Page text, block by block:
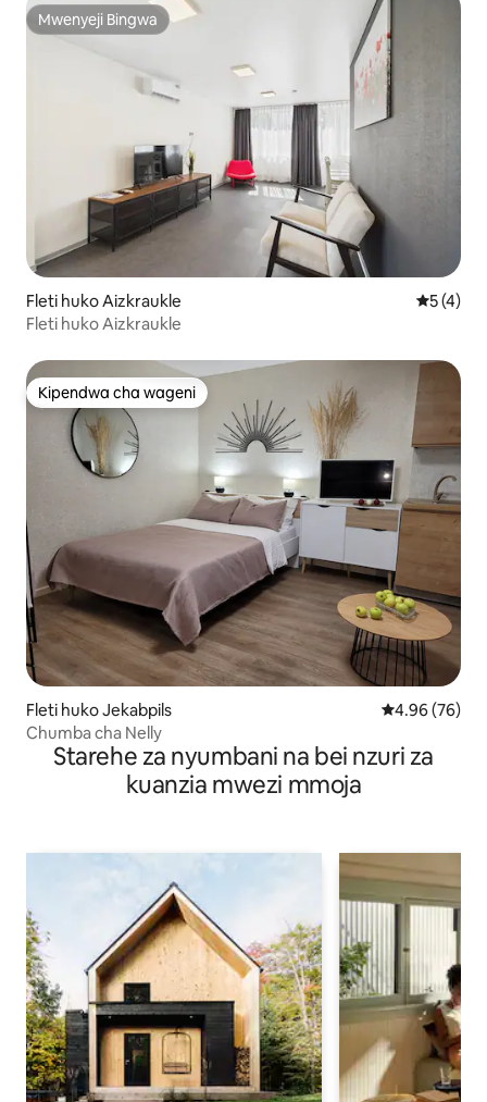
Mwenyeji Bingwa
Mwenyeji Bingwa
Fleti huko Aizkraukle
5 (4)
Fleti huko Aizkraukle
Kipendwa cha wageni
Kipendwa cha wageni
Fleti huko Jekabpils Ukadiriaji wa
4.96 (76)
Chumba cha Nelly
Starehe za nyumbani na bei nzuri za
kuanzia mwezi mmoja